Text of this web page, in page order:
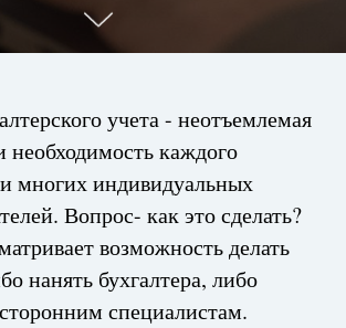
учета - неотъемлемая
необходимость каждого
многих индивидуальных
Вопрос- как это сделать?
возможность делать
нанять бухгалтера, либо
специалистам.